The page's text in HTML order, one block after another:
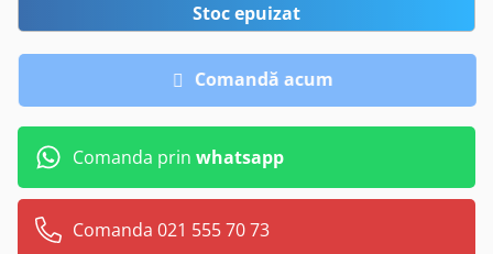
Stoc epuizat
Comandă acum
Comanda prin whatsapp
Comanda 021 555 70 73